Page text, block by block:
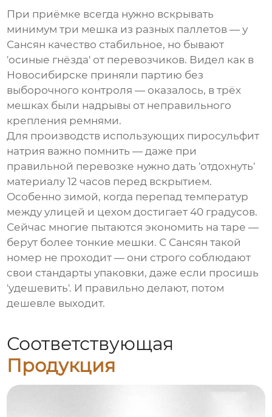
При приёмке всегда нужно вскрывать
минимум три мешка из разных паллетов — у
Сансян качество стабильное, но бывают
'осиные гнёзда' от перевозчиков. Видел как в
Новосибирске приняли партию без
выборочного контроля — оказалось, в трёх
мешках были надрывы от неправильного
крепления ремнями.
Для производств использующих пиросульфит
натрия важно помнить — даже при
правильной перевозке нужно дать 'отдохнуть'
материалу 12 часов перед вскрытием.
Особенно зимой, когда перепад температур
между улицей и цехом достигает 40 градусов.
Сейчас многие пытаются экономить на таре —
берут более тонкие мешки. С Сансян такой
номер не проходит — они строго соблюдают
свои стандарты упаковки, даже если просишь
'удешевить'. И правильно делают, потом
дешевле выходит.
Соответствующая
Продукция